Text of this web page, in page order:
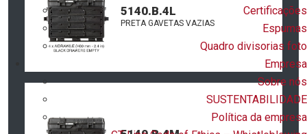
Certificações
Espumas
Quadro divisorias foto
Empresa
Sobre nós
SUSTENTABILIDADE
Política da empresa
5140.B.4L
PRETA GAVETAS VAZIAS